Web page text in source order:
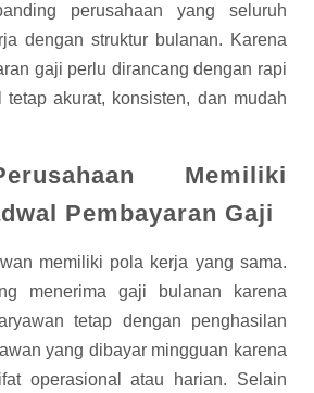
perusahaan yang seluruh
dengan struktur bulanan. Karena
gaji perlu dirancang dengan rapi
akurat, konsisten, dan mudah
Memiliki
Pembayaran Gaji
memiliki pola kerja yang sama.
menerima gaji bulanan karena
tetap dengan penghasilan
yang dibayar mingguan karena
operasional atau harian. Selain